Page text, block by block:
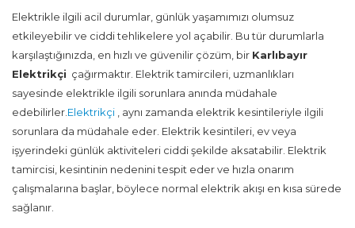
Elektrikle ilgili acil durumlar, günlük yaşamımızı olumsuz
etkileyebilir ve ciddi tehlikelere yol açabilir. Bu tür durumlarla
karşılaştığınızda, en hızlı ve güvenilir çözüm, bir Karlıbayır
Elektrikçi çağırmaktır. Elektrik tamircileri, uzmanlıkları
sayesinde elektrikle ilgili sorunlara anında müdahale
edebilirler. Elektrikçi , aynı zamanda elektrik kesintileriyle ilgili
sorunlara da müdahale eder. Elektrik kesintileri, ev veya
işyerindeki günlük aktiviteleri ciddi şekilde aksatabilir. Elektrik
tamircisi, kesintinin nedenini tespit eder ve hızla onarım
çalışmalarına başlar, böylece normal elektrik akışı en kısa sürede
sağlanır.